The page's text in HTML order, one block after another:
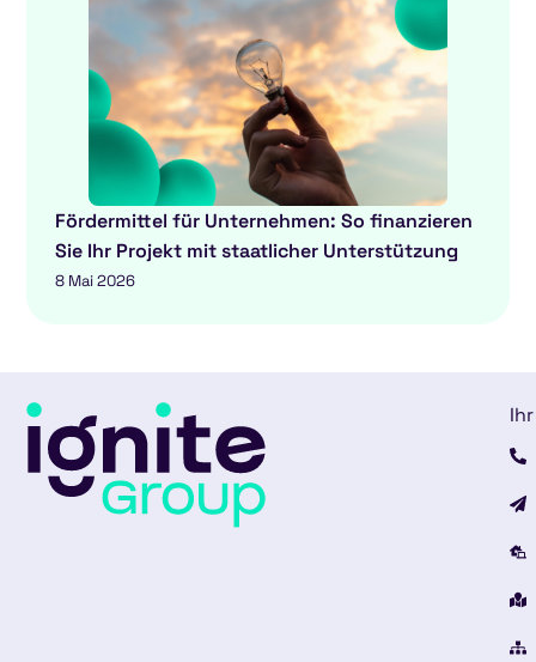
Fördermittel für Unternehmen: So finanzieren
Sie Ihr Projekt mit staatlicher Unterstützung
8 Mai 2026